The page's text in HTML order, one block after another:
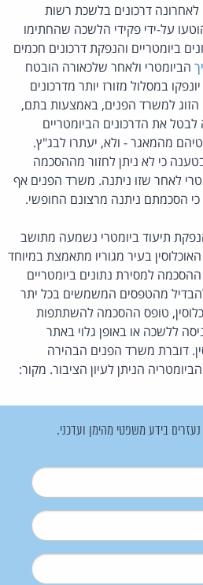
לאחרונה דרכונים בלשכת רשות
הוטעו על-ידי פקידי הלשכה שהחתימו
ביומטריים והנפקת דרכונים חכמים
הביומטרי ולאחר שלכאורה הובטח
במסלול מזורז יותר מדרכונים
הזוג למשרד הפנים, באמצעות בתם,
את הדרכונים הביומטריים
מהמאגר - ולא, יעתרו לבג"ץ.
כי לא ניתן לחזור מההסכמה
לאחר שזו ניתנה. משרד הפנים אף
כי הסכמתם ניתנה מרצונם החופשי.
תיעוד ביומטרי נשמעה מתושב
בעיר מגוריו מתאמצת במיוחד
למסירת נתונים ביומטריים
מהטפסים המשמשים בכל יתר
טופס ההסכמה להשתתפות
ללשכה או באופן גלוי באתר
דוברת משרד הפנים הבהירה
הביומטריה הניתן לעיון הציבור. מקור:
בידע משפטי מהימן ועדכני.